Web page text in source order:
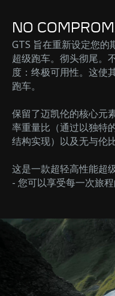
NO
GTS 旨在重新设定您的
超级跑车。彻头彻尾。
度：终极可用性。这使
跑车。
保留了迈凯伦的核心元
率重量比（通过以独特
结构实现）以及无与伦
这是一款超轻高性能超
- 您可以享受每一次旅程